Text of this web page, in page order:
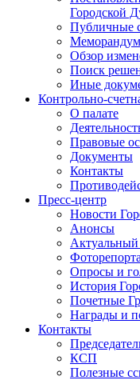
Городской
Публичные
Меморандум
Обзор
Поиск
Иные
Контрольно-
О палате
Правовые
Документы
Контакты
Пресс-центр
Новости
Анонсы
Опросы и
История
Почетные
Награды и
Контакты
КСП
Полезные